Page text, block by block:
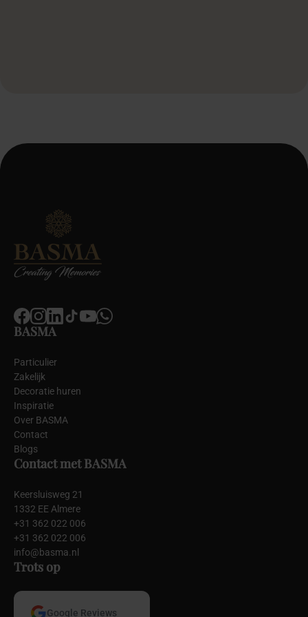
BASMA
Particulier
Zakelijk
Decoratie huren
Inspiratie
Over BASMA
Contact
Blogs
Contact met BASMA
Keersluisweg 21
1332 EE Almere
+31 362 022 006
+31 362 022 006
info@basma.nl
Trots op
Google Reviews